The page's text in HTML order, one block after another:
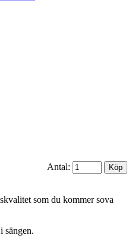
Antal:
som du kommer sova
sängen.